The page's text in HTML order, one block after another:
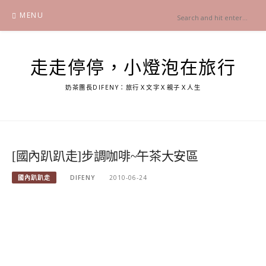
content
MENU
走走停停，小燈泡在旅行
奶茶團長DIFENY：旅行Ｘ文字Ｘ親子Ｘ人生
[國內趴趴走]步調咖啡~午茶大安區
國內趴趴走 DIFENY 2010-06-24